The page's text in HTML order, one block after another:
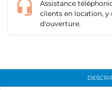
Assistance
clients en location,
d'ouverture.